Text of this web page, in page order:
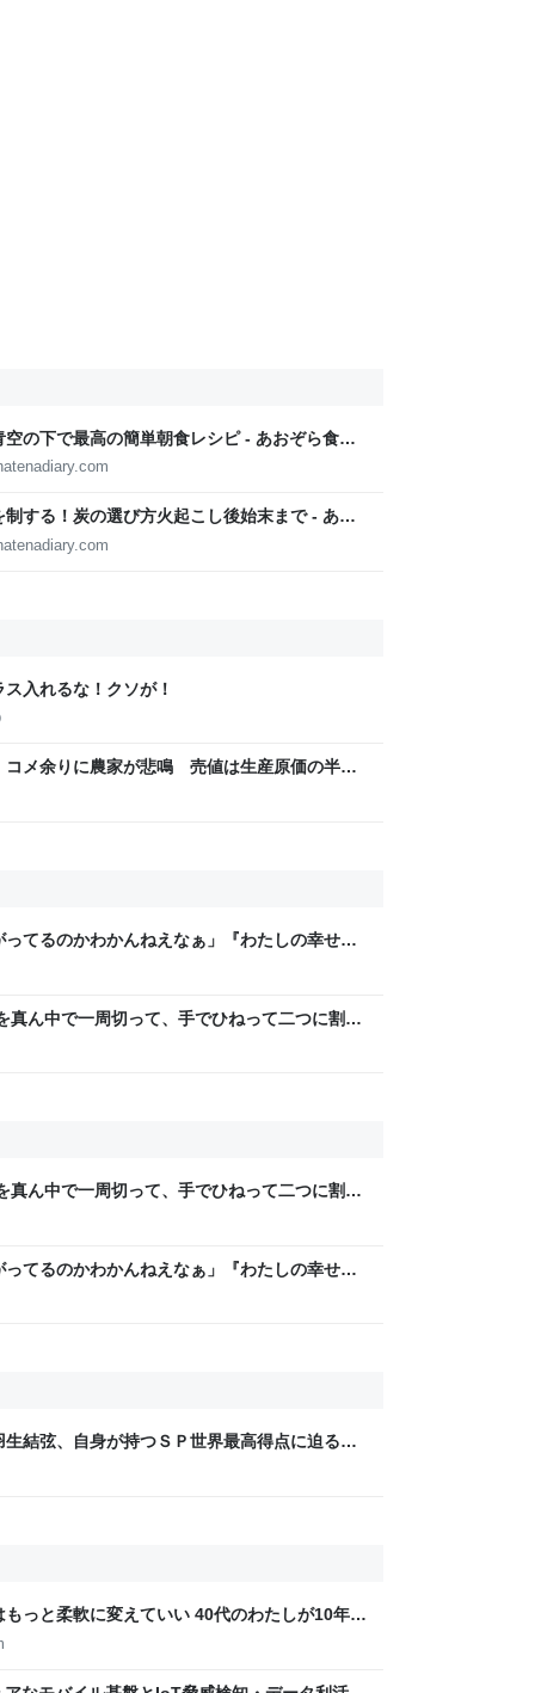
の下で最高の簡単朝食レシピ - あおぞら食
する！炭の選び方火起こし後始末まで - あお
入れるな！クソが！
コメ余りに農家が悲鳴 売値は生産原価の半分
今年でやめる」農家も｜FNNプライムオンラ
ってるのかわかんねえなぁ」『わたしの幸せな
ラストーリーが若者にヒットしているという
ん中で一周切って、手でひねって二つに割れ
、「あっ、これダメだ」となった→数々のア
ん中で一周切って、手でひねって二つに割れ
、「あっ、これダメだ」となった→数々のア
ってるのかわかんねえなぁ」『わたしの幸せな
ラストーリーが若者にヒットしているという
結弦、自身が持つＳＰ世界最高得点に迫る１
月31日 World Championships Boston｜
t.co/ObEA0lj9RZ @Dailymotion_JPさんか
っと柔軟に変えていい 40代のわたしが10年後
by イーアイデム